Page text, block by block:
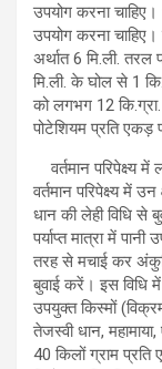
उपयोग करना चाहिए।
उपयोग करना
अर्थात 6 मि.ली. तरल
मि.ली. के घोल से 1
को लगभग 12
पोटेशियम प्रति एकड़
वर्तमान परिपेक्ष्य में
वर्तमान परिपेक्ष्य में
धान की लेही विधि
पर्याप्त मात्रा में
तरह से मचाई कर
बुवाई करें। इस विधि
उपयुक्त किस्मों
तेजस्वी धान,
40 किलों ग्राम